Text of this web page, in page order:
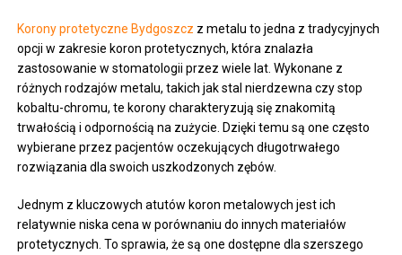
Korony protetyczne Bydgoszcz z metalu to jedna z tradycyjnych
opcji w zakresie koron protetycznych, która znalazła
zastosowanie w stomatologii przez wiele lat. Wykonane z
różnych rodzajów metalu, takich jak stal nierdzewna czy stop
kobaltu-chromu, te korony charakteryzują się znakomitą
trwałością i odpornością na zużycie. Dzięki temu są one często
wybierane przez pacjentów oczekujących długotrwałego
rozwiązania dla swoich uszkodzonych zębów.
Jednym z kluczowych atutów koron metalowych jest ich
relatywnie niska cena w porównaniu do innych materiałów
protetycznych. To sprawia, że są one dostępne dla szerszego